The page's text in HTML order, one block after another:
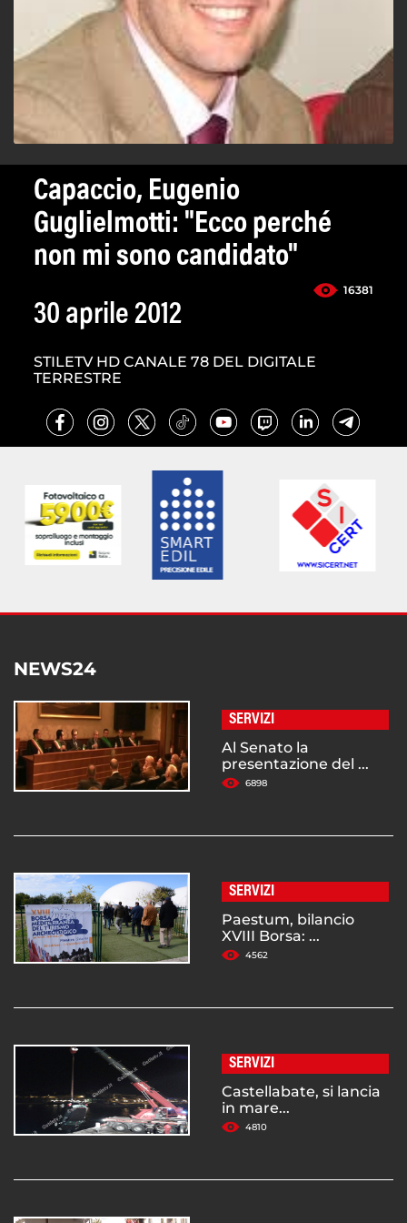
Capaccio, Eugenio
Guglielmotti: "Ecco perché
non mi sono candidato"
16381
30 aprile 2012
STILETV HD CANALE 78 DEL DIGITALE
TERRESTRE
NEWS24
SERVIZI
Al Senato la
presentazione del ...
6898
SERVIZI
Paestum, bilancio
XVIII Borsa: ...
4562
SERVIZI
Castellabate, si lancia
in mare...
4810